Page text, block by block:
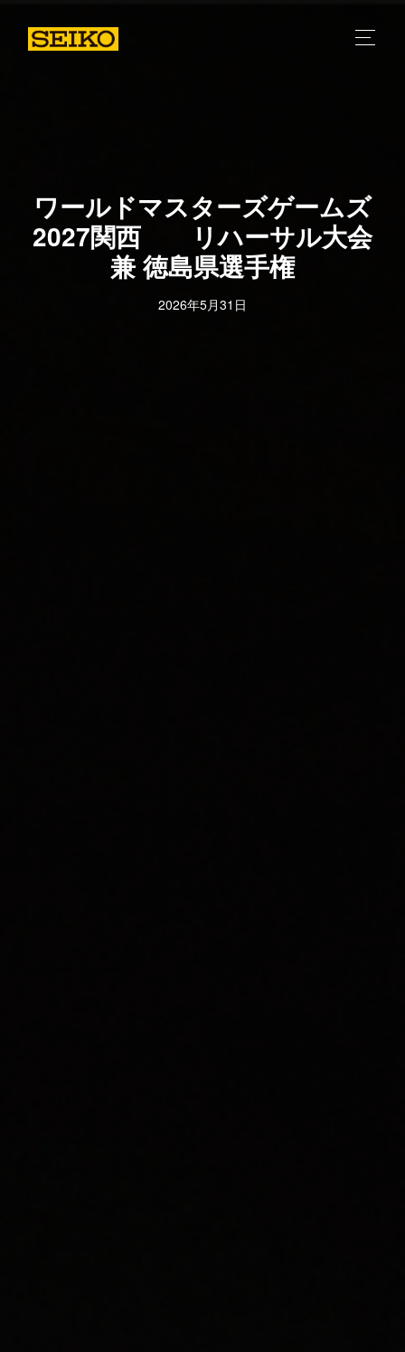
ワールドマスターズゲームズ
2027関西 リハーサル大会
兼 徳島県選手権
2026年5月31日